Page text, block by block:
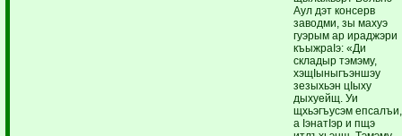
Аул дэт консерв
заводми, зы махуэ
гуэрым ар ираджэри
къыжраIэ: «Ди
складыр тэмэму,
хэщIыныгъэншэу
зезыхьэн цIыху
дыхуейщ. Уи
щхьэгъусэм епсалъи,
а IэнатIэр и пщэ